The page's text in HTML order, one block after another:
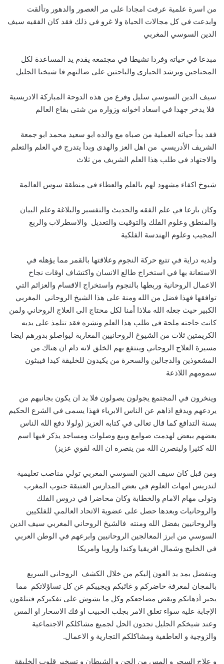
من اسرة علمية عرفت امجادا على مر العصور والدهور وتألقت
وابدعت في كل مجالات الحياة ولا غرو في ذلك فقد كان الفقيه سيف
الدين السوسي المغربي
مبدعا في حياته وفردا نشيطا في مجتمعه يقدم يد المساعدة لكل
المحتاجين ويرشد الحيارى والباحثين على ضالتهم فا شيخنا الجليل
سيف الدين السوسي سليل وفرع من هذه الدوحة المباركة الادريسية
فلا يدخر جهدا في اسعاد اخوانه وزواره من شتى بقاع العالم
فقد بدأ حياته العملية من صباه مع والده ابو سعيد محمد ابو جمعة
الشريف الأدريسي من اهل العز والهدى وبدأ يتدرج في العلم والتعلم
والاجتهاد في طلب هذا العلم الشريف من ثلاث
شيوخ اكفاء مشهود لهم بالعلم والعطاء في منطقة سوس العالمة
وكان بارعا في علم الفقه والحديث والتفسير والبلاغة وعلم البيان
والمنطق وعلوم الفلك والتوقيت والتعديل والاسطرلاب والربع
المجيب وعلوم الهندسة الفلكية
ولديه دراية في تتبع حركة النجوم وعلاقتها بالقمر مما يؤهله في
الاستعانة بها في استخراج طالع الانسان واكتشاف اوقات نجاح
الاعمال الروحانية وربطها بالنجوم واستخراج الاقسام والعزائم التي
توافقها فهذا فضل من الله ومنة على هذا الشيخ الروحاني المغربي
الكبير حيث جعله الله ملاذا أمنا لكل محتاج الى العلاج الروحاني ولمن
كانت حاجته ملحة في طلب هذا العلم ونشره فقد تتلمذ على يديه
الكريمتين ثلات من الشيوخ الروحانيين المغاربة ليواصلو بدورهم ايضا
مسيرة العلاج الروحاني وينتفع بهم الخلق لانه دام ان هناك من
المشعوذين والدجالين والسحرة من يكيدون للخليقة كيدا فيبثون
سمومهم اللاذعة
وينخرون في المجتمع يجولون يصولون فلا بد ان يكون بجانبهم من
يردعهم ويدفع اذاهم عن الناس الابرياء فهذا يسمى في الشرع الحكيم
بسنة التدافع كما قال تعالى في كتابه العزيز (ولولا دفع الله الناس
بعضهم ببعض لهدمت صوامع وبيع وصلوات ومساجد يذكر فيها اسم
الله كثيرا ولينصرن الله من ينصره ان الله لقوي عزيز)
ومن قبل كان سيف الدين السوسي المغربي تولي مناصب تعليمية
لتدريس امهات العلوم في بعض المدارس العتيقة جنوب المغرب
وتولى مهام الامام والخطابة وكان محاضرا في دروس الفلك
والروحانيات وبعدها حصل على عضوية الاتحاد العالمي للفلكيين
والروحانيين بفضل الله ومنته فالشيخ الروحاني المغربي سيف الدين
السوسي من ابرز المعالجين الروحانيين وابرعهم في الوطن العربي
في الخليج وشمال افريقيا وكندا واروبا وامريكا
ويتفضل بمد يد العون إليكم من خلال الكشف الروحاني السريع
بالمجان لمعرفة حاضركم و غائبكم ويجيبكم عن كل تساؤلاتكم مما
يحير أذهانكم ويقض مضاجعكم وكل ما يشوش على تفكيركم فتتلقون
الإجابة عليه سواء تعلق الامر بجلب الحبيب او فك الاسحار او المس
وعند شيخكم الجليل تجدون الحل لجميع مشاكلكم الاجتماعية
والزوجية و العاطفية ومشاكلكم التجارية و الاعمال.
و علاج السحر و المس من الجن و الشيطان و تسخير قلوب الخليقة